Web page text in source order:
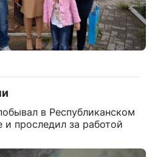
в Республиканском
и проследил за работой